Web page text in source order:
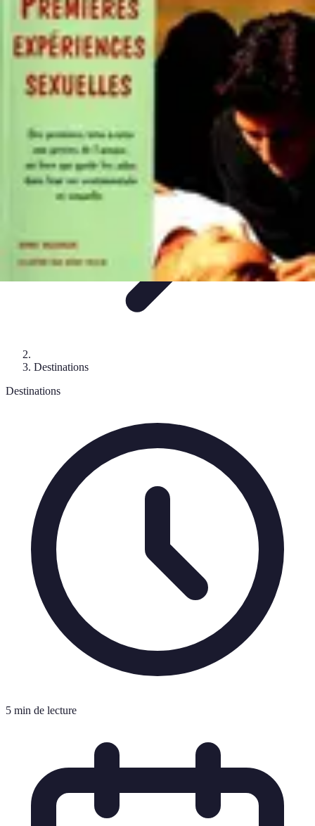
Expériences Voyages
Aventures de VoyageExpériences de Voyage
Astuces de
VoyageExperiencesActivités de Voyage
Expériences Voyages
Destinations
Destinations
5 min de lecture